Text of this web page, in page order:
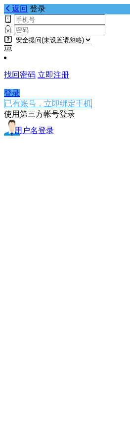
返回 登录
找回密码 立即注册
登录
已有账号，立即绑定手机
使用第三方帐号登录
用户名登录